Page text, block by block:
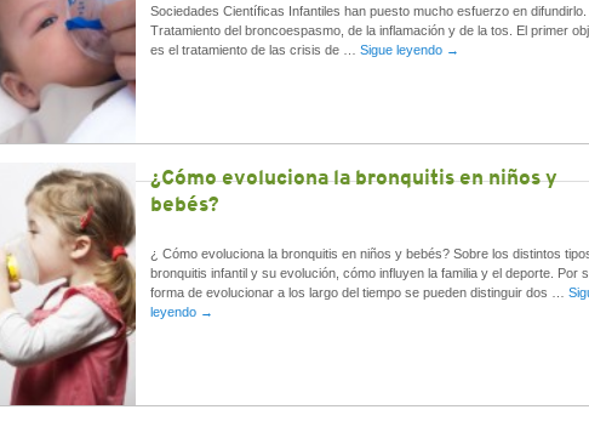
Sociedades Científicas Infantiles han puesto mucho esfuerzo en difundirlo.
Tratamiento del broncoespasmo, de la inflamación y de la tos. El primer
es el tratamiento de las crisis de … Sigue leyendo →
¿Cómo evoluciona la bronquitis en niños y
bebés?
¿ Cómo evoluciona la bronquitis en niños y bebés? Sobre los distintos
bronquitis infantil y su evolución, cómo influyen la familia y el deporte. Por
forma de evolucionar a los largo del tiempo se pueden distinguir dos …
leyendo →